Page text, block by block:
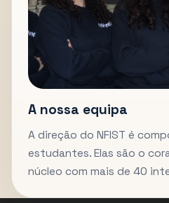
A nossa equipa
A direção do NFIST é
estudantes. Elas são o
núcleo com mais de 40